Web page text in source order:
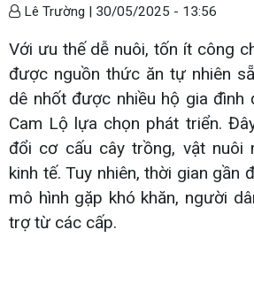
Lê Trường | 30/05/2025 - 13:56
Với ưu thế dễ nuôi, tốn ít công
được nguồn thức ăn tự nhiên
dê nhốt được nhiều hộ gia đình
Cam Lộ lựa chọn phát triển.
đổi cơ cấu cây trồng, vật nuôi
kinh tế. Tuy nhiên, thời gian gần
mô hình gặp khó khăn, người
trợ từ các cấp.